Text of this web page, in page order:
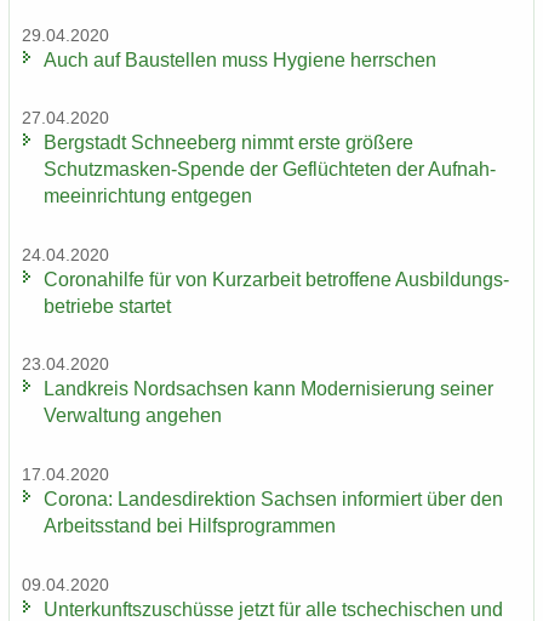
29.04.2020
Auch auf Bau­stel­len muss Hy­gie­ne herr­schen
27.04.2020
Berg­stadt Schnee­berg nimmt erste grö­ße­re
Schutzmasken-​Spende der Ge­flüch­te­ten der Auf­nah­
me­ein­rich­tung ent­ge­gen
24.04.2020
Co­ro­na­hil­fe für von Kurz­ar­beit be­trof­fe­ne Aus­bil­dungs­
be­trie­be star­tet
23.04.2020
Land­kreis Nord­sach­sen kann Mo­der­ni­sie­rung sei­ner
Ver­wal­tung an­ge­hen
17.04.2020
Co­ro­na: Lan­des­di­rek­ti­on Sach­sen in­for­miert über den
Ar­beits­stand bei Hilfs­pro­gram­men
09.04.2020
Un­ter­kunfts­zu­schüs­se jetzt für alle tsche­chi­schen und